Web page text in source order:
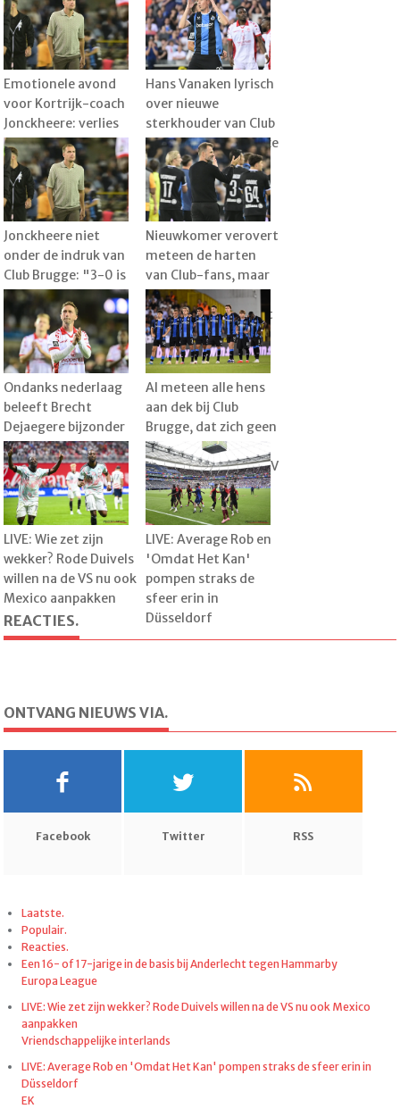
Emotionele avond
voor Kortrijk-coach
Jonckheere: verlies
tegen Club wordt
plots bijzaak
Hans Vanaken lyrisch
over nieuwe
sterkhouder van Club
Brugge: "Een serieuze
meerwaarde"
Jonckheere niet
onder de indruk van
Club Brugge: "3-0 is
overdreven"
Nieuwkomer verovert
meteen de harten
van Club-fans, maar
Leko weet wanneer
het pas echt goed zit
Ondanks nederlaag
beleeft Brecht
Dejaegere bijzonder
familiemoment:
"Dat was heel leuk"
Al meteen alle hens
aan dek bij Club
Brugge, dat zich geen
misstap kan
veroorloven tegen KV
Kortrijk
LIVE: Wie zet zijn
wekker? Rode Duivels
willen na de VS nu ook
Mexico aanpakken
LIVE: Average Rob en
'Omdat Het Kan'
pompen straks de
sfeer erin in
Düsseldorf
REACTIES.
ONTVANG NIEUWS VIA.
Facebook Twitter RSS
Laatste.
Populair.
Reacties.
Een 16- of 17-jarige in de basis bij Anderlecht tegen Hammarby
Europa League
LIVE: Wie zet zijn wekker? Rode Duivels willen na de VS nu ook Mexico
aanpakken
Vriendschappelijke interlands
LIVE: Average Rob en 'Omdat Het Kan' pompen straks de sfeer erin in
Düsseldorf
EK